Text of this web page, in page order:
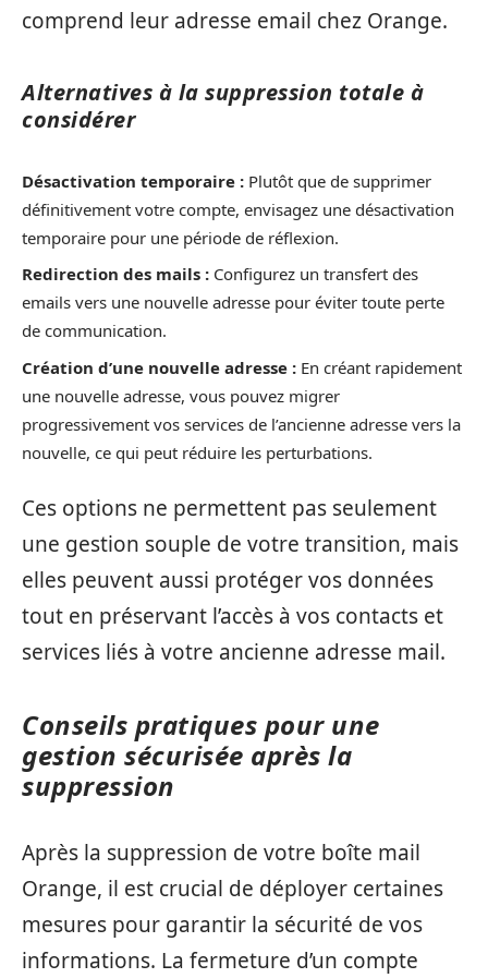
comprend leur adresse email chez Orange.
Alternatives à la suppression totale à
considérer
Désactivation temporaire : Plutôt que de supprimer
définitivement votre compte, envisagez une désactivation
temporaire pour une période de réflexion.
Redirection des mails : Configurez un transfert des
emails vers une nouvelle adresse pour éviter toute perte
de communication.
Création d’une nouvelle adresse : En créant rapidement
une nouvelle adresse, vous pouvez migrer
progressivement vos services de l’ancienne adresse vers la
nouvelle, ce qui peut réduire les perturbations.
Ces options ne permettent pas seulement
une gestion souple de votre transition, mais
elles peuvent aussi protéger vos données
tout en préservant l’accès à vos contacts et
services liés à votre ancienne adresse mail.
Conseils pratiques pour une
gestion sécurisée après la
suppression
Après la suppression de votre boîte mail
Orange, il est crucial de déployer certaines
mesures pour garantir la sécurité de vos
informations. La fermeture d’un compte